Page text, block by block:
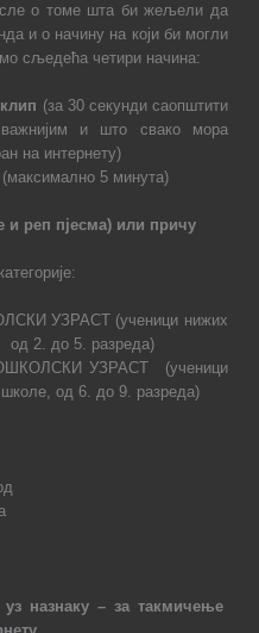
о томе шта би жељели да
и о начину на који би могли
сљедећа четири начина:
(за 30 секунди саопштити
и што свако мора
на интернету)
(максимално 5 минута)
и реп пјесма) или причу
УЗРАСТ (ученици нижих
од 2. до 5. разреда)
УЗРАСТ
(ученици
од 6. до 9. разреда)
уз назнаку – за такмичење